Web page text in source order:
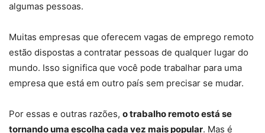
algumas pessoas.
Muitas empresas que oferecem vagas de emprego remoto
estão dispostas a contratar pessoas de qualquer lugar do
mundo. Isso significa que você pode trabalhar para uma
empresa que está em outro país sem precisar se mudar.
Por essas e outras razões, o trabalho remoto está se
tornando uma escolha cada vez mais popular. Mas é